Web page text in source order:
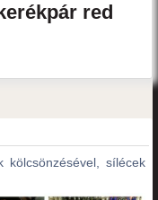
red
kölcsönzésével, sílécek